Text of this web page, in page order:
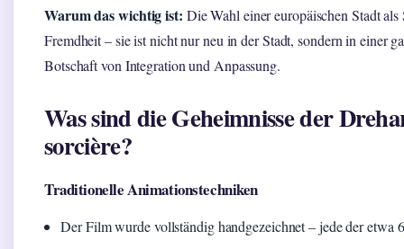
Warum das wichtig ist: Die Wahl einer europäischen Stadt
Fremdheit – sie ist nicht nur neu in der Stadt, sondern in einer
Botschaft von Integration und Anpassung.
Was sind die Geheimnisse der
sorcière?
Traditionelle Animationstechniken
Der Film wurde vollständig handgezeichnet – jede der etwa